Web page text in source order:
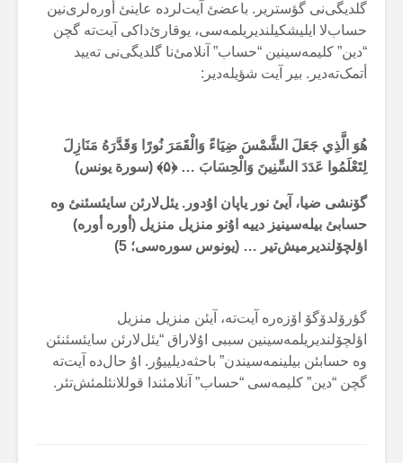
گلدیگی‌نی گؤستریر. باعضئ آیت‌لرده عاینئ أورەلری‌نین
حساب‌لا ایلیشکیلندیریلمەسی، یوقارئ‌داکی آیت‌ته گچن
“دین” کلیمەسینین “حساب” آنلامئ‌نا گلدیگی‌نی تەیید
أتمک‌تەدیر. بیر آیت شؤیلەدیر:
هُوَ الَّذِي جَعَلَ الشَّمْسَ ضِيَاءً وَالْقَمَرَ نُورًا وَقَدَّرَهُ مَنَازِلَ
لِتَعْلَمُوا عَدَدَ السِّنِينَ وَالْحِسَابَ … ﴿۵﴾ (سورة یونس)
گۆنشی ضیا، آیئ نور یاپان اۇدور. یئل‌لارئن سایئسئنئ وه
حسابئ بیلەسینیز دییه اۇنو منزیل منزیل (أورە أورە)
اؤلچۆلندیرمیش‌تیر … (یونوس سورەسی؛ 5)
گؤرۆلدۆگۆ اۆزەره آیت‌ته، آیئن منزیل منزیل
اؤلچۆلندیریلمەسینین سببی اۇلاراق “یئل‌لارئن سایئسئنئن
وه حسابئن بیلینمەسیندن” باحثەدیلییۇر. اۇ حال‌ده آیت‌ته
گچن “دین” کلیمەسی “حساب” آنلامئندا قوللانئلمئش‌تئر.